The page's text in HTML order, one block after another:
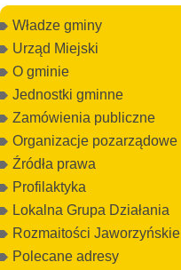
Władze gminy
Urząd Miejski
O gminie
Jednostki gminne
Zamówienia publiczne
Organizacje pozarządowe
Źródła prawa
Profilaktyka
Lokalna Grupa Działania
Rozmaitości Jaworzyńskie
Polecane adresy